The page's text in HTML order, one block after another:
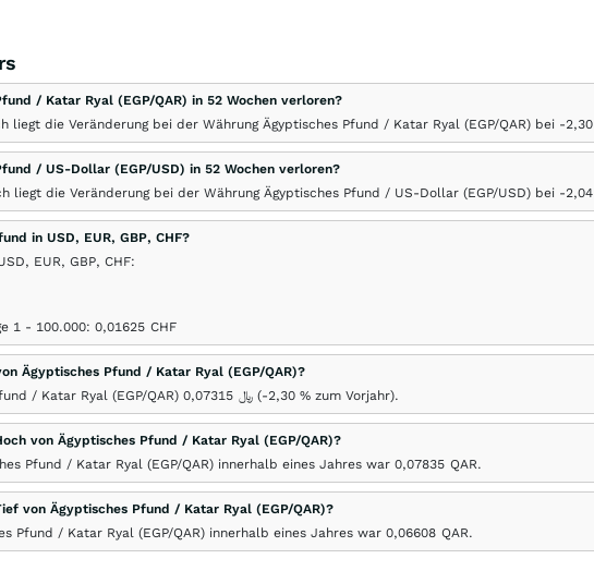
/ Katar Ryal (EGP/QAR) in 52 Wochen verloren?
liegt die Veränderung bei der Währung Ägyptisches Pfund / Katar Ryal (EGP/QAR) bei -2,30
/ US-Dollar (EGP/USD) in 52 Wochen verloren?
liegt die Veränderung bei der Währung Ägyptisches Pfund / US-Dollar (EGP/USD) bei -2,04
in USD, EUR, GBP, CHF?
EUR, GBP, CHF:
1 - 100.000: 0,01625 CHF
Ägyptisches Pfund / Katar Ryal (EGP/QAR)?
/ Katar Ryal (EGP/QAR) 0,07315 ﷼ % zum Vorjahr).
von Ägyptisches Pfund / Katar Ryal (EGP/QAR)?
Pfund / Katar Ryal (EGP/QAR) innerhalb eines Jahres war 0,07835 QAR.
von Ägyptisches Pfund / Katar Ryal (EGP/QAR)?
Pfund / Katar Ryal (EGP/QAR) innerhalb eines Jahres war 0,06608 QAR.